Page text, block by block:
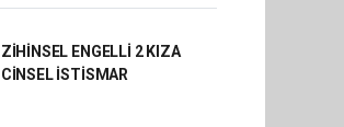
ZİHİNSEL ENGELLİ 2 KIZA
CİNSEL İSTİSMAR